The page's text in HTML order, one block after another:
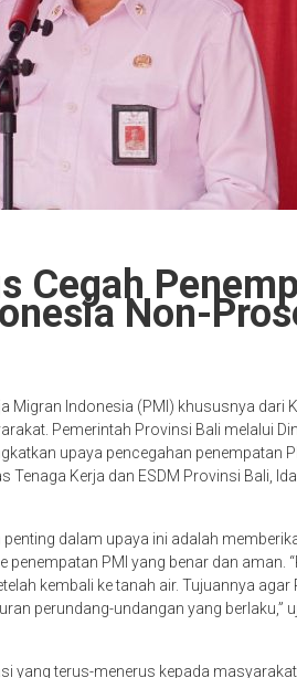
Cegah
Non-
Migran Indonesia (PMI) khususnya dari
Pemerintah Provinsi Bali melalui
upaya pencegahan penempatan
Kerja dan ESDM Provinsi Bali,
dalam upaya ini adalah
PMI yang benar dan aman.
kembali ke tanah air. Tujuannya agar
perundang-undangan yang berlaku,”
yang terus-menerus kepada